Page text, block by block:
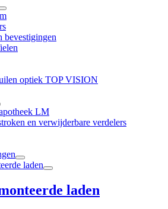
bevestigingen
optiek TOP VISION
LM
en verwijderbare verdelers
laden
laden